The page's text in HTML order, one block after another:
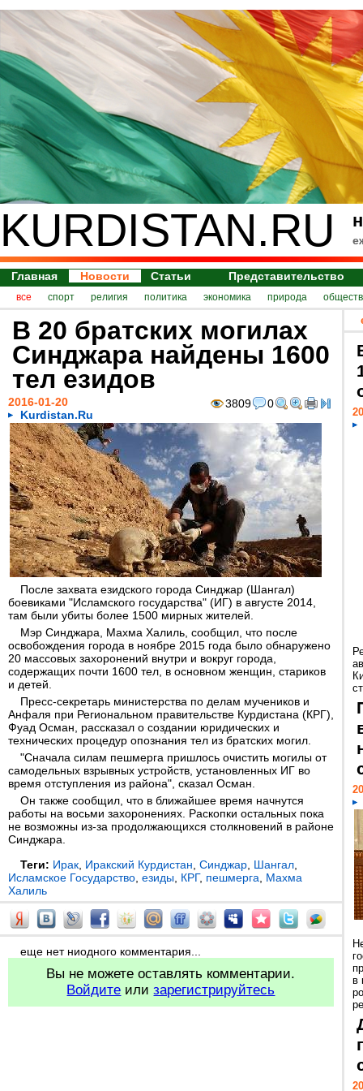
KURDISTAN.RU
Главная Новости Статьи Представительство
все спорт религия политика экономика природа
В 20 братских могилах
Синджара найдены 1600
тел езидов
3809 0
2016-01-20
Kurdistan.Ru
После захвата езидского города Синджар (Шангал)
боевиками "Исламского государства" (ИГ) в августе 2014,
там были убиты более 1500 мирных жителей.
Мэр Синджара, Махма Халиль, сообщил, что после
освобождения города в ноябре 2015 года было обнаружено
20 массовых захоронений внутри и вокруг города,
содержащих почти 1600 тел, в основном женщин, стариков
и детей.
Пресс-секретарь министерства по делам мучеников и
Анфаля при Региональном правительстве Курдистана (КРГ),
Фуад Осман, рассказал о создании юридических и
технических процедур опознания тел из братских могил.
"Сначала силам пешмерга пришлось очистить могилы от
самодельных взрывных устройств, установленных ИГ во
время отступления из района", сказал Осман.
Он также сообщил, что в ближайшее время начнутся
работы на восьми захоронениях. Раскопки остальных пока
не возможны из-за продолжающихся столкновений в районе
Синджара.
Теги: Ирак Иракский Курдистан Синджар Шангал
Исламское Государство езиды КРГ, пешмерга
Махма
Халиль
еще нет ниодного комментария...
Вы не можете оставлять комментарии.
Войдите илизарегистрируйтесь
в